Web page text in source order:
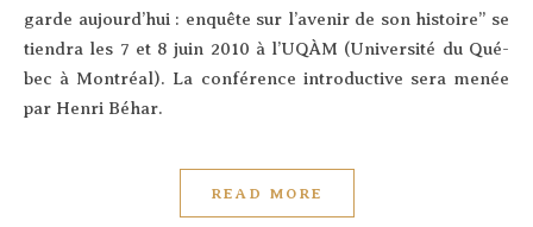
garde aujourd’­hui : enquête sur l’a­ve­nir de son his­toire” se
tien­dra les 7 et 8 juin 2010 à l’U­QÀM (Uni­ver­si­té du Qué­
bec à Mont­réal). La confé­rence intro­duc­tive sera menée
par Hen­ri Béhar.
READ MORE